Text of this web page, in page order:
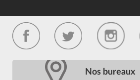
Nos bureaux